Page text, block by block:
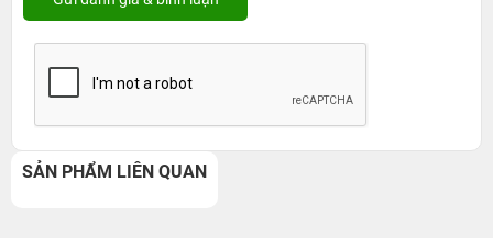
SẢN PHẨM LIÊN QUAN